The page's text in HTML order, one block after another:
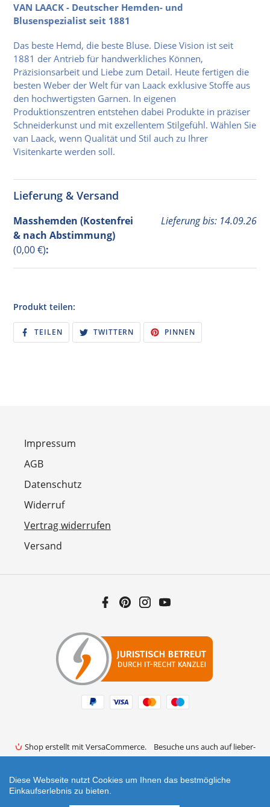
VAN LAACK - Deutscher Hemden- und
Blusenspezialist seit 1881
Das beste Hemd, die beste Bluse. Diese Vision ist seit
1881 der Antrieb für handwerkliches Können,
Präzisionsarbeit und Liebe zum Detail. Heute fertigen die
besten Weber der Welt für van Laack exklusive Stoffe aus
den hochwertigsten Garnen. In eigenen
Produktionszentren entstehen dabei Produkte in präziser
Schneiderkunst und mit exzellentem Stilgefühl. Wählen Sie
van Laack, wenn Qualität und Stil auch zu Ihrer
Visitenkarte werden soll.
Lieferung & Versand
Masshemden (Kostenfrei
& nach Abstimmung)
(0,00 €):
Lieferung bis: 14.09.26
Produkt teilen:
TEILENAUF
FACEBOOK
TEILEN
TWITTERN
TWITTER
TWITTERN
PINNEN
PINNEN
Impressum
AGB
Datenschutz
Widerruf
Vertrag widerrufen
Versand
FacebookPinterestInstagram
Zahlungsarten
Shop erstellt mit VersaCommerce.
Besuche uns auch auf lieber-
Diese Webseite nutzt Cookies um Ihnen das bestmögliche
Einkaufserlebnis zu bieten.